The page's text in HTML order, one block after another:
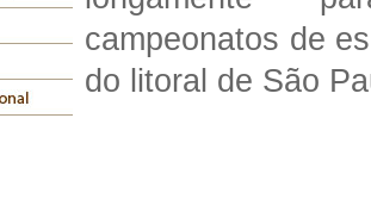
campeonatos de
do litoral de São